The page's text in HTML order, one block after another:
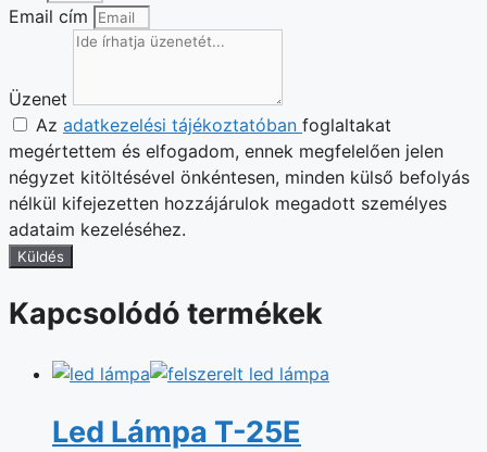
Email cím
Üzenet
Az adatkezelési tájékoztatóban foglaltakat
megértettem és elfogadom, ennek megfelelően jelen
négyzet kitöltésével önkéntesen, minden külső befolyás
nélkül kifejezetten hozzájárulok megadott személyes
adataim kezeléséhez.
Küldés
Kapcsolódó termékek
Led Lámpa T-25E